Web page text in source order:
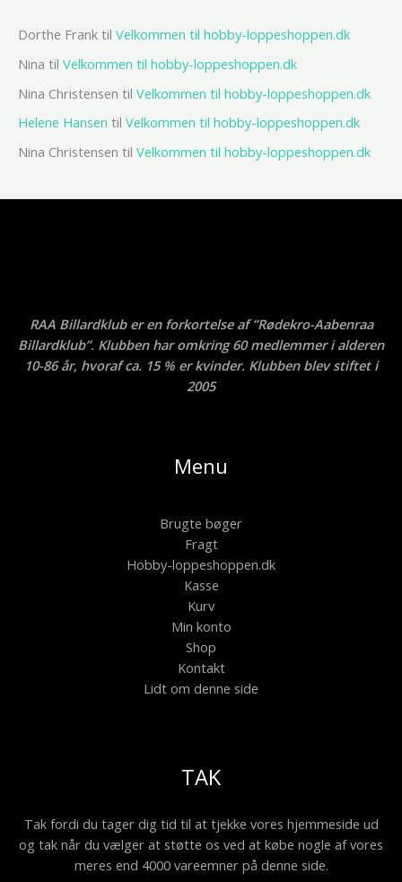
Dorthe Frank til Velkommen til hobby-loppeshoppen.dk
Nina til Velkommen til hobby-loppeshoppen.dk
Nina Christensen til Velkommen til hobby-loppeshoppen.dk
Helene Hansen til Velkommen til hobby-loppeshoppen.dk
Nina Christensen til Velkommen til hobby-loppeshoppen.dk
RAA Billardklub er en forkortelse af ”Rødekro-Aabenraa
Billardklub”. Klubben har omkring 60 medlemmer i alderen
10-86 år, hvoraf ca. 15 % er kvinder. Klubben blev stiftet i
2005
Menu
Brugte bøger
Fragt
Hobby-loppeshoppen.dk
Kasse
Kurv
Min konto
Shop
Kontakt
Lidt om denne side
TAK
Tak fordi du tager dig tid til at tjekke vores hjemmeside ud
og tak når du vælger at støtte os ved at købe nogle af vores
meres end 4000 vareemner på denne side.